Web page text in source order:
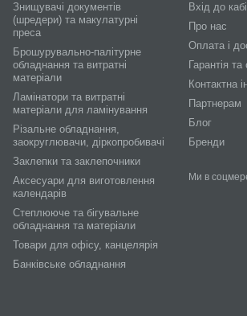
Знищувачі документів
(шредери) та макулатурні
преса
Брошурувально-палітурне
обладнання та витратні
матеріали
Ламінатори та витратні
матеріали для ламінування
Різальне обладнання,
заокруглювачи, діркопробивачі
Заклепки та заклепочники
Аксесуари для виготовлення
календарів
Степлююче та бігувальне
обладнання та матеріали
Товари для офісу, канцелярія
Банківське обладнання
Вхід до
Про нас
Оплата і
Гарантія та
Контактна
Партнерам
Блог
Бренди
Ми в